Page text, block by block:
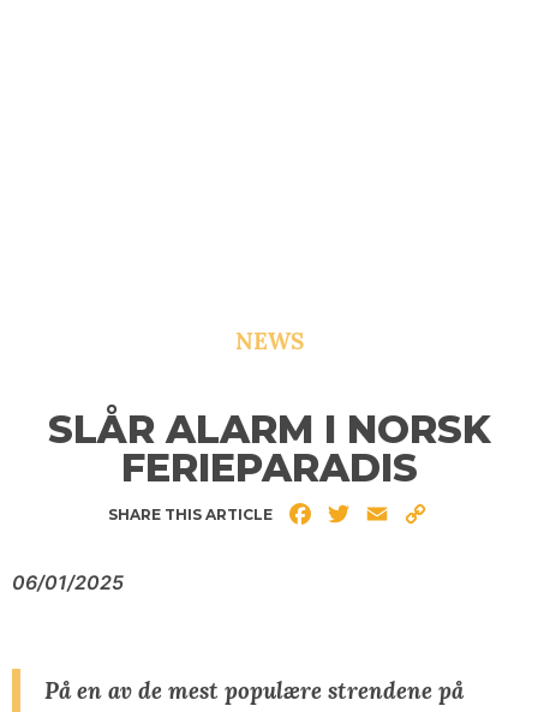
NEWS
SLÅR ALARM I NORSK
FERIEPARADIS
SHARE THIS ARTICLE FacebookTwitterEmail
06/01/2025
På en av de mest populære strendene på